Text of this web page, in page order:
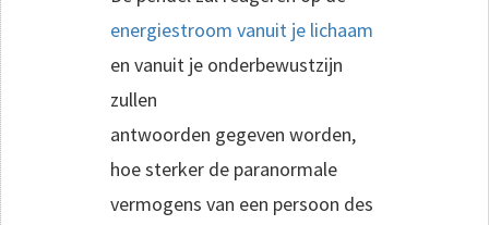
energiestroom vanuit je lichaam
en vanuit je onderbewustzijn
zullen
antwoorden gegeven worden,
hoe sterker de paranormale
vermogens van een persoon des